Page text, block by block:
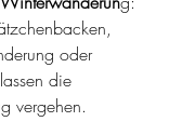
oder
die
vergehen.